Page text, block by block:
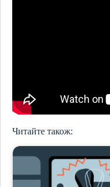
Читайте також: